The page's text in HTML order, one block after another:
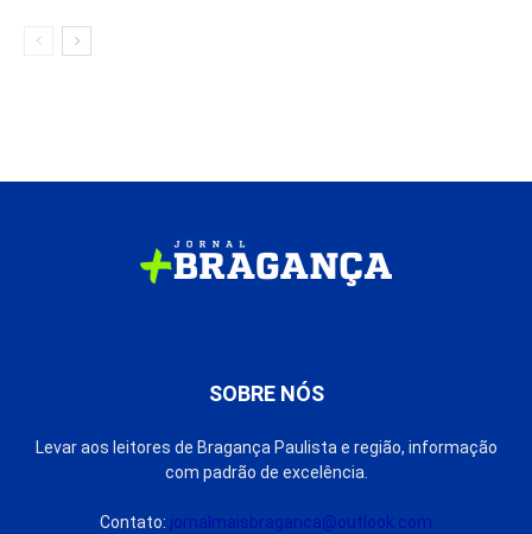
SOBRE NÓS
Levar aos leitores de Bragança Paulista e região, informação
com padrão de excelência.
Contato: jornalmaisbraganca@outlook.com